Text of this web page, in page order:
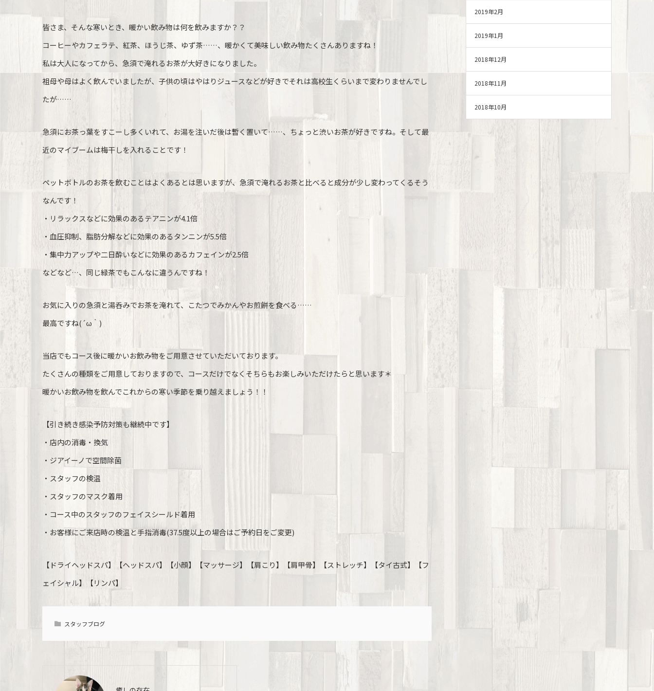
皆さま、そんな寒いとき、暖かい飲み物は何を飲みますか？？
コーヒーやカフェラテ、紅茶、ほうじ茶、ゆず茶……、暖かくて美味しい飲み物たくさんありますね！
私は大人になってから、急須で淹れるお茶が大好きになりました。
祖母や母はよく飲んでいましたが、子供の頃はやはりジュースなどが好きでそれは高校生くらいまで変わりませんでし
たが……
急須にお茶っ葉をすこーし多くいれて、お湯を注いだ後は暫く置いて……、ちょっと渋いお茶が好きですね。そして最
近のマイブームは梅干しを入れることです！
ペットボトルのお茶を飲むことはよくあるとは思いますが、急須で淹れるお茶と比べると成分が少し変わってくるそう
なんです！
・リラックスなどに効果のあるテアニンが4.1倍
・血圧抑制、脂肪分解などに効果のあるタンニンが5.5倍
・集中力アップや二日酔いなどに効果のあるカフェインが2.5倍
などなど…、同じ緑茶でもこんなに違うんですね！
お気に入りの急須と湯呑みでお茶を淹れて、こたつでみかんやお煎餅を食べる……
最高ですね(´ω｀)
当店でもコース後に暖かいお飲み物をご用意させていただいております。
たくさんの種類をご用意しておりますので、コースだけでなくそちらもお楽しみいただけたらと思います＊
暖かいお飲み物を飲んでこれからの寒い季節を乗り越えましょう！！
【引き続き感染予防対策も継続中です】
・店内の消毒・換気
・ジアイーノで空間除菌
・スタッフの検温
・スタッフのマスク着用
・コース中のスタッフのフェイスシールド着用
・お客様にご来店時の検温と手指消毒(37.5度以上の場合はご予約日をご変更)
【ドライヘッドスパ】【ヘッドスパ】【小顔】【マッサージ】【肩こり】【肩甲骨】【ストレッチ】【タイ古式】【フ
ェイシャル】【リンパ】
スタッフブログ
2019年2月
2019年1月
2018年12月
2018年11月
2018年10月